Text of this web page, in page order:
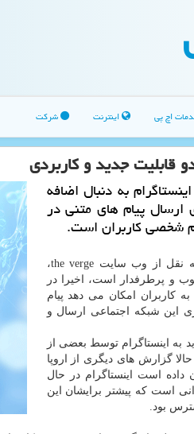
اچ پی اینترنت شرکت
قابلیت جدید و كاربردی
به دنبال اضافه
ارسال پیام های متنی در
شخصی كاربران است.
به گزارش اچ پی به نقل از ایسنا، به نقل از وب سایت the verge،
و پرطرفدار است، اخیرا در
كاربران امكان می دهد پیام
این شبكه اجتماعی ارسال و
به اینستاگرام توسط بعضی از
گزارش های دیگری از اروپا
است اینستاگرام در حال
است كه پیشتر برایشان این
بود.